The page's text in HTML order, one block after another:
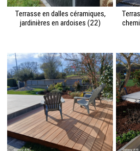
Terrasse en dalles céramiques,
jardinières en ardoises (22)